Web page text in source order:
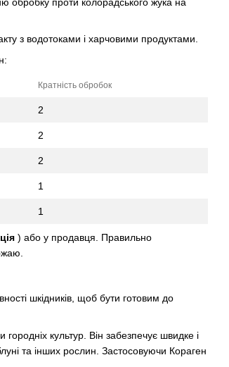
з водотоками і харчовими продуктами.
Кратність обробок
2
2
2
1
1
) або у продавця. Правильно
шкідників, щоб бути готовим до
культур. Він забезпечує швидке і
та інших рослин. Застосовуючи Кораген